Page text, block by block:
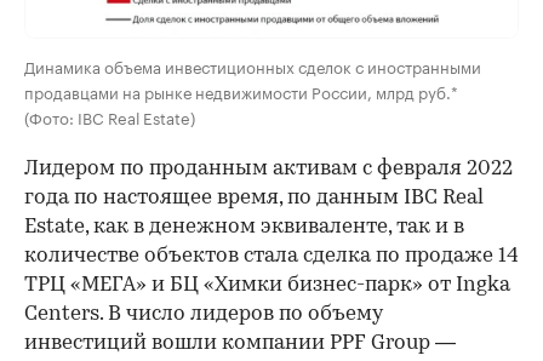
Динамика объема инвестиционных сделок с иностранными
продавцами на рынке недвижимости России, млрд руб.*
(Фото: IBC Real Estate)
Лидером по проданным активам с февраля 2022
года по настоящее время, по данным IBC Real
Estate, как в денежном эквиваленте, так и в
количестве объектов стала сделка по продаже 14
ТРЦ «МЕГА» и БЦ «Химки бизнес-парк» от Ingka
Centers. В число лидеров по объему
инвестиций вошли компании PPF Group —